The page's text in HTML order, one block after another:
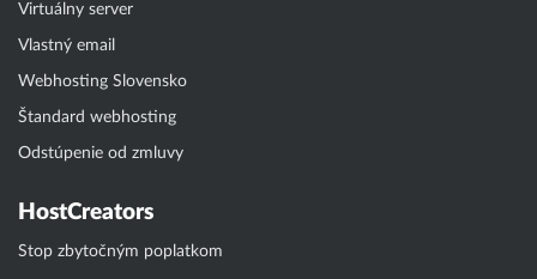
Virtuálny server
Vlastný email
Webhosting Slovensko
Štandard webhosting
Odstúpenie od zmluvy
HostCreators
Stop zbytočným poplatkom